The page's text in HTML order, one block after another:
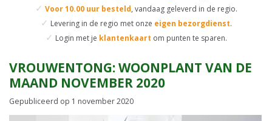
✓ Voor 10.00 uur besteld, vandaag geleverd in de regio.
✓ Levering in de regio met onze eigen bezorgdienst.
✓ Login met je klantenkaart om punten te sparen.
VROUWENTONG: WOONPLANT VAN DE
MAAND NOVEMBER 2020
Gepubliceerd op 1 november 2020